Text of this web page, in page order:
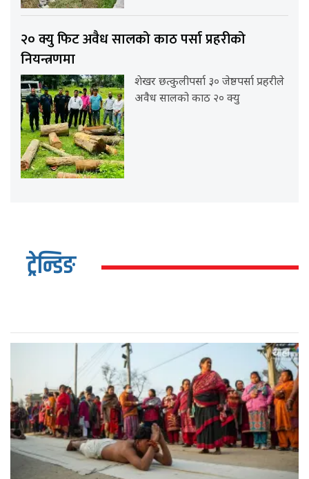
२० क्यु फिट अवैध सालको काठ पर्सा प्रहरीको
नियन्त्रणमा
शेखर छत्कुलीपर्सा ३० जेष्ठपर्सा प्रहरीले
अवैध सालको काठ २० क्यु
ट्रेन्डिङ